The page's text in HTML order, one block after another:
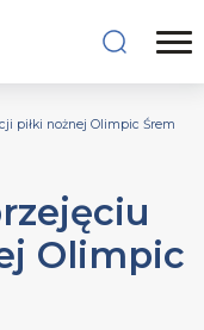
piłki nożnej Olimpic Śrem
Olimpic